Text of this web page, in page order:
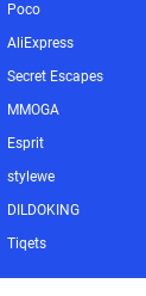
Poco
AliExpress
Secret Escapes
MMOGA
Esprit
stylewe
DILDOKING
Tiqets